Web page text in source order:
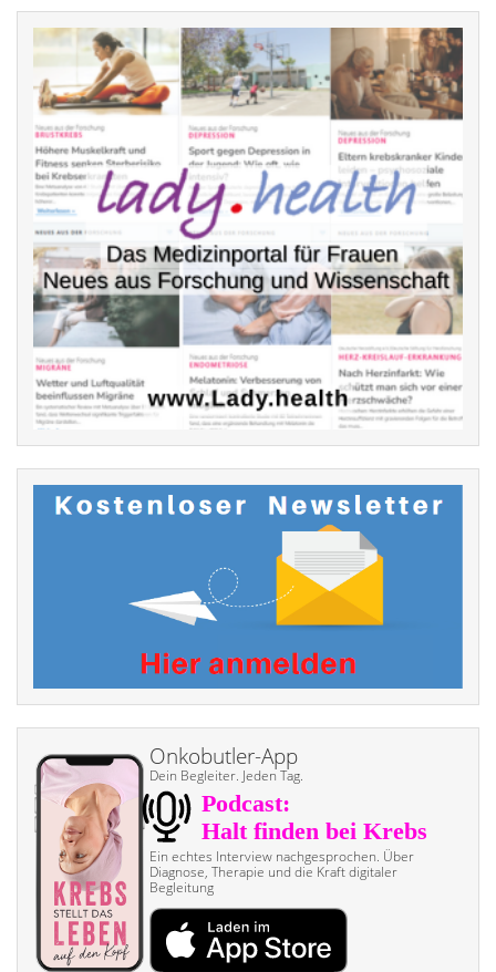
Onkobutler-App
Dein Begleiter. Jeden Tag.
Ein echtes Interview nach­gesprochen. Über
Diagnose, Therapie und die Kraft digitaler
Begleitung